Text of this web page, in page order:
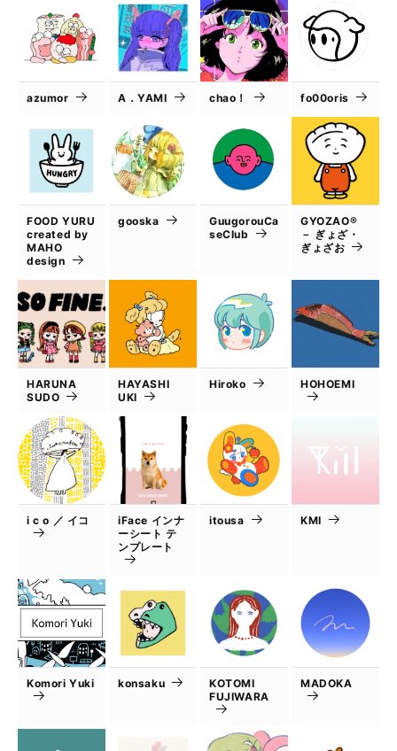
azumor A．YAMI chao！ fo00oris
FOOD YURU
created by
MAHO
design
gooska
GuugorouCa
seClub
GYOZAO®
－ ぎょざ・
ぎょざお
HARUNA
SUDO
HAYASHI
UKI
Hiroko HOHOEMI
i c o ／ イコ
iFace インナ
ーシート テ
ンプレート
itousa KMI
Komori Yuki konsaku
KOTOMI
FUJIWARA
MADOKA